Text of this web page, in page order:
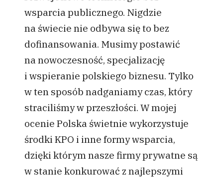
wsparcia publicznego. Nigdzie
na świecie nie odbywa się to bez
dofinansowania. Musimy postawić
na nowoczesność, specjalizację
i wspieranie polskiego biznesu. Tylko
w ten sposób nadganiamy czas, który
straciliśmy w przeszłości. W mojej
ocenie Polska świetnie wykorzystuje
środki KPO i inne formy wsparcia,
dzięki którym nasze firmy prywatne są
w stanie konkurować z najlepszymi